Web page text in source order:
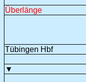
Überlänge
Tübingen Hbf
▼